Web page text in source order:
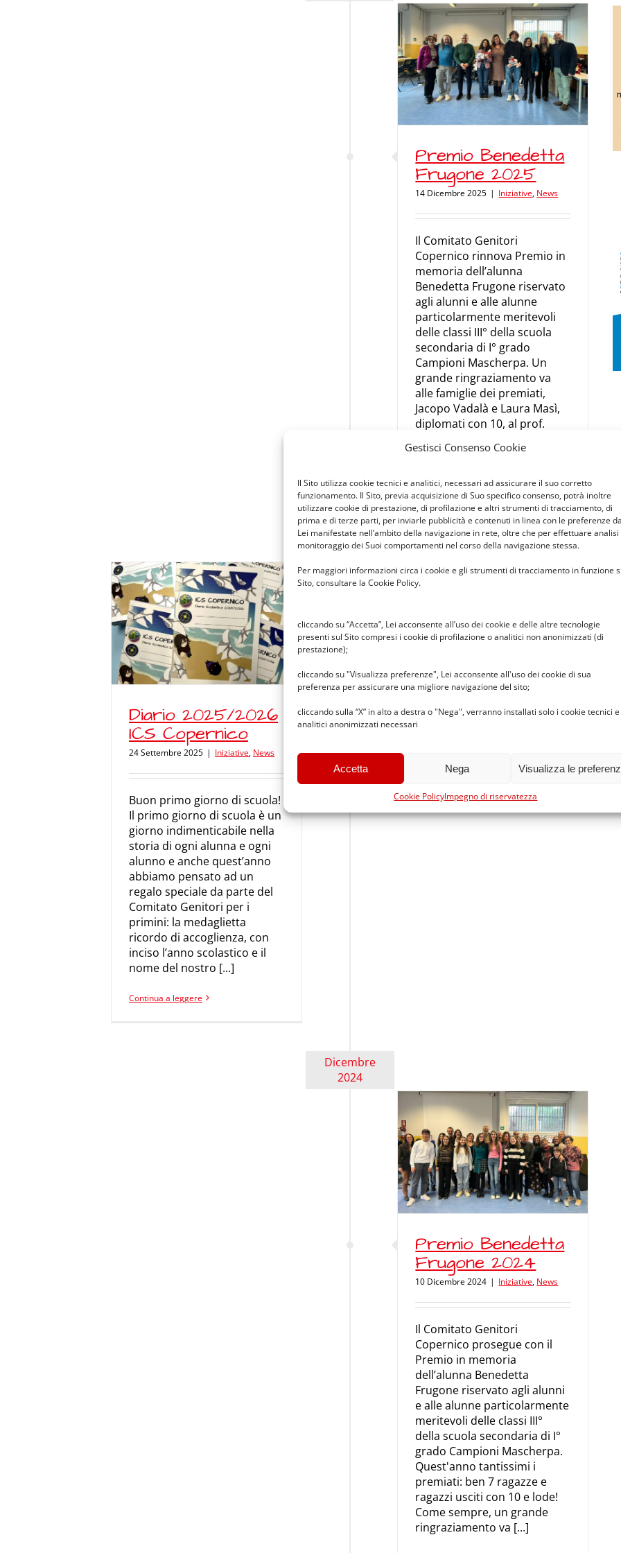
Gestisci Consenso Cookie
Il Sito utilizza cookie tecnici e analitici, necessari ad assicurare il suo corretto
funzionamento. Il Sito, previa acquisizione di Suo specifico consenso, potrà inoltre
utilizzare cookie di prestazione, di profilazione e altri strumenti di tracciamento, di
prima e di terze parti, per inviarle pubblicità e contenuti in linea con le preferenze
Lei manifestate nell’ambito della navigazione in rete, oltre che per effettuare analisi
monitoraggio dei Suoi comportamenti nel corso della navigazione stessa.
Per maggiori informazioni circa i cookie e gli strumenti di tracciamento in funzione
Sito, consultare la Cookie Policy.
cliccando su “Accetta”, Lei acconsente all’uso dei cookie e delle altre tecnologie
presenti sul Sito compresi i cookie di profilazione o analitici non anonimizzati (di
prestazione);
cliccando su "Visualizza preferenze", Lei acconsente all'uso dei cookie di sua
preferenza per assicurare una migliore navigazione del sito;
cliccando sulla “X” in alto a destra o "Nega", verranno installati solo i cookie tecnici e
analitici anonimizzati necessari
Accetta Nega Visualizza le
Cookie PolicyImpegno di riservatezza
Premio Benedetta
Frugone 2025
14 Dicembre 2025 | Iniziative, News
Il Comitato Genitori
Copernico rinnova Premio in
memoria dell’alunna
Benedetta Frugone riservato
agli alunni e alle alunne
particolarmente meritevoli
delle classi III° della scuola
secondaria di I° grado
Campioni Mascherpa. Un
grande ringraziamento va
alle famiglie dei premiati,
Jacopo Vadalà e Laura Masì,
diplomati con 10, al prof.
Settembre
2025
Diario 2025/2026
ICS Copernico
24 Settembre 2025 | Iniziative, News
Buon primo giorno di scuola!
Il primo giorno di scuola è un
giorno indimenticabile nella
storia di ogni alunna e ogni
alunno e anche quest’anno
abbiamo pensato ad un
regalo speciale da parte del
Comitato Genitori per i
primini: la medaglietta
ricordo di accoglienza, con
inciso l’anno scolastico e il
nome del nostro [...]
Continua a leggere
Dicembre
2024
Premio Benedetta
Frugone 2024
10 Dicembre 2024 | Iniziative, News
Il Comitato Genitori
Copernico prosegue con il
Premio in memoria
dell’alunna Benedetta
Frugone riservato agli alunni
e alle alunne particolarmente
meritevoli delle classi III°
della scuola secondaria di I°
grado Campioni Mascherpa.
Quest'anno tantissimi i
premiati: ben 7 ragazze e
ragazzi usciti con 10 e lode!
Come sempre, un grande
ringraziamento va [...]